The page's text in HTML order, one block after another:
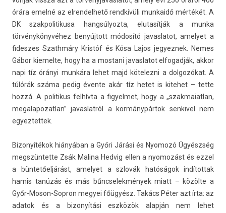
órára emelné az el­rendel­hető rendkívüli mun­kaidő mértékét. A
DK szak­politikusa han­gsúlyoz­ta, elutasít­ják a munka
törvénykönyvéhez benyújtott módosító javas­latot, amelyet a
fides­zes Szathmá­ry Kristóf és Kósa Lajos jegyez­nek. Nemes
Gábor kiemel­te, hogy ha a mos­tani javas­latot el­fogad­ják, akkor
napi tíz órányi munkára lehet majd kötelez­ni a dol­gozókat. A
túlórák száma pedig évente akár tíz hetet is kitehet – tette
hozzá. A politikus felhívta a figyel­met, hogy a „szak­maiat­lan,
megalapozat­lan” javas­latról a kormánypártok sen­kivel nem
egyez­tettek.
Bi­zonyítékok hiányában a Győri Járási és Nyomozó Ügyészség
megszün­tette Zsák Mal­ina Hed­vig ellen a nyomozást és ezzel
a büntetőeljárást, amelyet a szlovák hatóságok in­dítot­tak
hamis tanúzás és más bűncselek­mények miatt – közölte a
Győr-Moson-Sopron megyei főügyész. Takács Péter azt írta: az
adatok és a bi­zonyítási eszközök alapján nem lehet